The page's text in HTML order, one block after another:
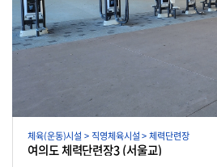
체육(운동)시설 > 직영체육시설 > 체력단련장
여의도 체력단련장3 (서울교)